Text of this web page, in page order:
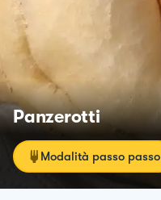
Panzerotti
Modalità passo passo